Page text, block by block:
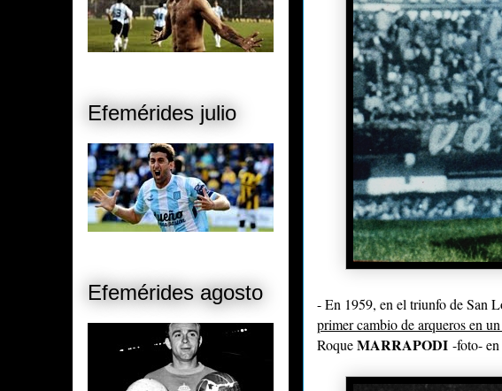
- En 1959, en el triunfo de San
primer cambio de arqueros en
RoqueMARRAPODI -foto-
Efemérides julio
Efemérides agosto